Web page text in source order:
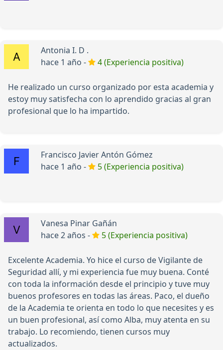
Antonia I. D .
hace 1 año -
4 (Experiencia positiva)
He realizado un curso organizado por esta academia y
estoy muy satisfecha con lo aprendido gracias al gran
profesional que lo ha impartido.
Francisco Javier Antón Gómez
hace 1 año -
5 (Experiencia positiva)
Vanesa Pinar Gañán
hace 2 años -
5 (Experiencia positiva)
Excelente Academia. Yo hice el curso de Vigilante de
Seguridad allí, y mi experiencia fue muy buena. Conté
con toda la información desde el principio y tuve muy
buenos profesores en todas las áreas. Paco, el dueño
de la Academia te orienta en todo lo que necesites y es
un buen profesional, así como Alba, muy atenta en su
trabajo. Lo recomiendo, tienen cursos muy
actualizados.